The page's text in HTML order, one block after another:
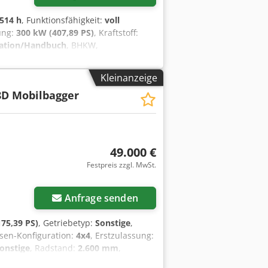
h, Funktionsfähigkeit: voll
300 kW (407,89 PS), Kraftstoff:
Handbuch, BHKW,
S Tnopfx Ahisha Nach der
2025 steht die BHKW-
Mit 36'514 Betriebsstunden
mit Wärme und Elektrizität
siehe Messprotokoll. Auf Wunsch
und der Transport müssen vom
sich auf etwa 40 000 Euro.
Kleinanzeige
Mobilbagger
49.000 €
Festpreis zzgl. MwSt.
Anfrage senden
PS), Getriebetyp: Sonstige,
Konfiguration: 4x4, Erstzulassung:
, Radstand: 2.600 mm,
mm Ca. 12.913